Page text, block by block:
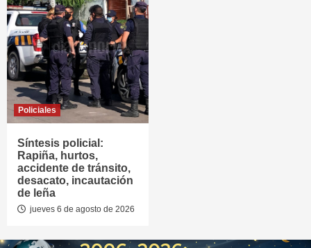
Policiales
Síntesis policial:
Rapiña, hurtos,
accidente de tránsito,
desacato, incautación
de leña
jueves 6 de agosto de 2026